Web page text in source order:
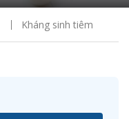
Kháng sinh tiêm